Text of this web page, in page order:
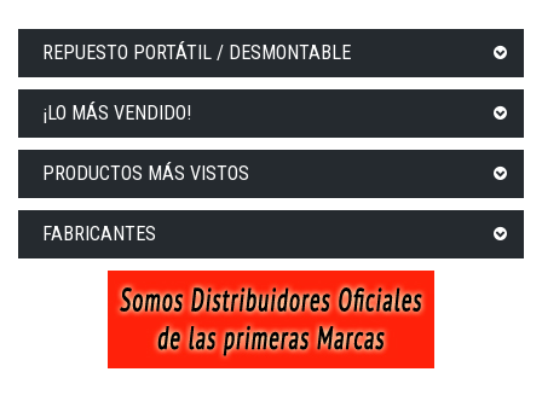
REPUESTO PORTÁTIL / DESMONTABLE
¡LO MÁS VENDIDO!
PRODUCTOS MÁS VISTOS
FABRICANTES